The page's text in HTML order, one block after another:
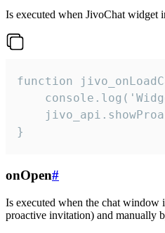
Is executed when JivoChat widget
function
}
onOpen#
Is executed when the chat window
proactive invitation) and manually